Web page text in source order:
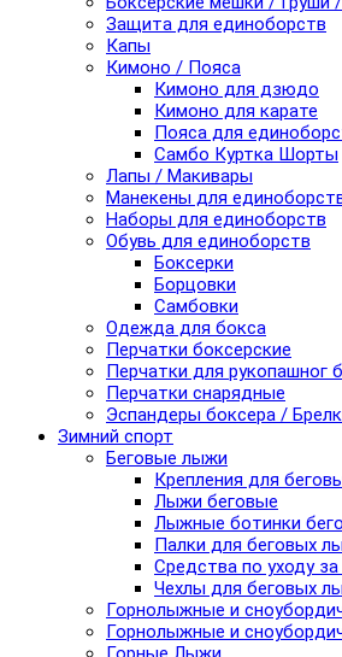
Защита для единоборств
Капы
Кимоно / Пояса
Кимоно для дзюдо
Кимоно для карате
Пояса для
Самбо Куртка Шорты
Лапы / Макивары
Манекены для
Наборы для единоборств
Обувь для единоборств
Боксерки
Борцовки
Самбовки
Одежда для бокса
Перчатки боксерские
Перчатки для
Перчатки снарядные
Эспандеры боксера /
Зимний спорт
Беговые лыжи
Крепления для
Лыжи беговые
Лыжные ботинки
Палки для беговых
Средства по уходу
Чехлы для беговых
Горнолыжные и
Горнолыжные и